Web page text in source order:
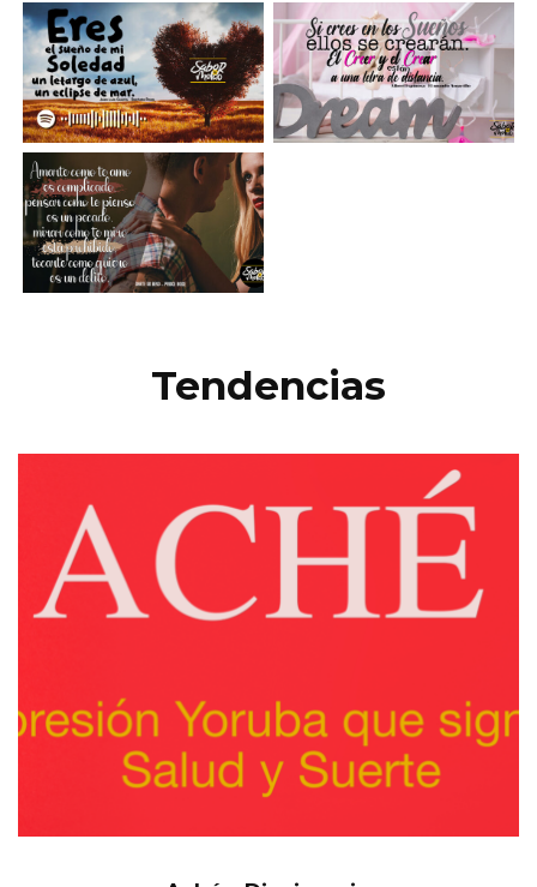
Tendencias